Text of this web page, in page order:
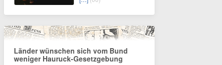
Länder wünschen sich vom Bund
weniger Hauruck-Gesetzgebung